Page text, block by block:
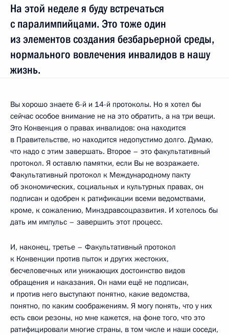
На этой неделе я буду встречаться
с паралимпийцами. Это тоже один
из элементов создания безбарьерной среды,
нормального вовлечения инвалидов в нашу
жизнь.
Вы хорошо знаете 6-й и 14-й протоколы. Но я хотел бы
сейчас особое внимание не на это обратить, а на три вещи.
Это Конвенция о правах инвалидов: она находится
в Правительстве, но находится недопустимо долго. Думаю,
что надо с этим завершать. Второе – это факультативный
протокол. Я оставлю памятки, если Вы не возражаете.
Факультативный протокол к Международному пакту
об экономических, социальных и культурных правах, он
подписан и одобрен к ратификации всеми ведомствами,
кроме, к сожалению, Минздравсоцразвития. И хотелось бы
дать им импульс – завершить этот процесс.
И, наконец, третье – Факультативный протокол
к Конвенции против пыток и других жестоких,
бесчеловечных или унижающих достоинство видов
обращения и наказания. Он нами ещё не подписан,
и против него выступают понятно, какие ведомства,
понятно, по каким соображениям. Я могу понять, что у них
есть свои резоны, но мне кажется, на фоне того, что это
ратифицировали многие страны, в том числе и наши соседи,